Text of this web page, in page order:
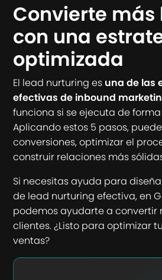
Convierte más
con una
optimizada
El lead nurturing es una de las
efectivas de inbound
funciona si se ejecuta de
Aplicando estos 5 pasos,
conversiones, optimizar el
construir relaciones más
Si necesitas ayuda para
de lead nurturing efectiva, en
podemos ayudarte a convertir
clientes. ¿Listo para optimizar
ventas?